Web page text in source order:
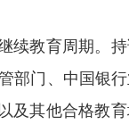
续教育周期。
部门、中国银
及其他合格教